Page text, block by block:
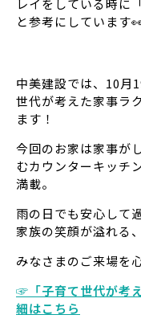
レイをしている時に
と参考にしています
中美建設では、10月
世代が考えた家事ラ
ます！
今回のお家は家事が
むカウンターキッチ
満載。
雨の日でも安心して
家族の笑顔が溢れる
みなさまのご来場を
☞「子育て世代が考
細はこちら